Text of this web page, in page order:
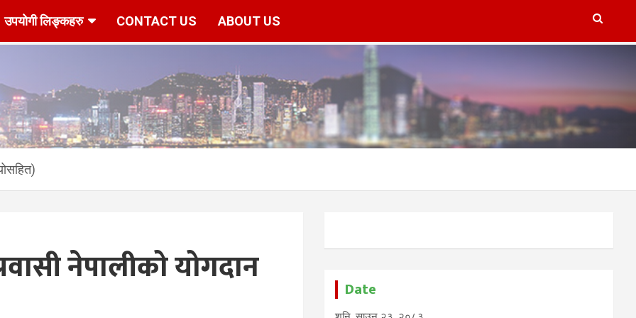
www/vhosts/hknepal.com/httpdocs/deshbidesh/wp-content/plugins/refresh-post-page-wud/refresh-post-page-wud.php
उपयोगी लिङ्कहरु CONTACT US ABOUT US
नेपालीको योगदान Date